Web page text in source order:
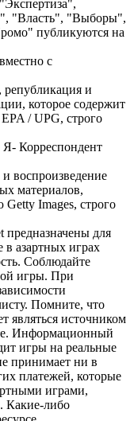
"Власть", "Выборы",
публикуются на
с
и
которое содержит
/ UPG, строго
Я- Корреспондент
воспроизведение
материалов,
Images, строго
предназначены для
в азартных играх
Соблюдайте
игры. При
Помните, что
являться источником
Информационный
игры на реальные
принимает ни в
платежей, которые
играми,
Какие-либо